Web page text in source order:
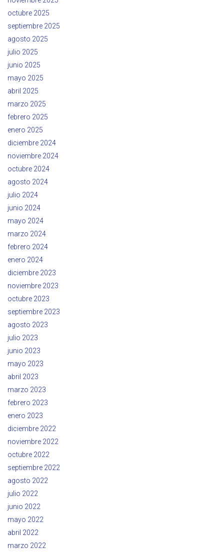
octubre 2025
septiembre 2025
agosto 2025
julio 2025
junio 2025
mayo 2025
abril 2025
marzo 2025
febrero 2025
enero 2025
diciembre 2024
noviembre 2024
octubre 2024
agosto 2024
julio 2024
junio 2024
mayo 2024
marzo 2024
febrero 2024
enero 2024
diciembre 2023
noviembre 2023
octubre 2023
septiembre 2023
agosto 2023
julio 2023
junio 2023
mayo 2023
abril 2023
marzo 2023
febrero 2023
enero 2023
diciembre 2022
noviembre 2022
octubre 2022
septiembre 2022
agosto 2022
julio 2022
junio 2022
mayo 2022
abril 2022
marzo 2022